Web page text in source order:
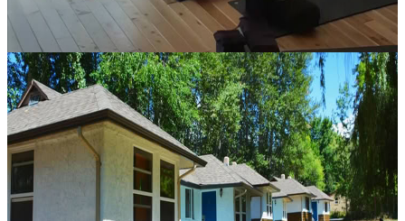
11 ottobre 2026
21:00
Bowen Island, Canada
Iona Community: Radicato nella speranza vissuta in
comunità
Dal 1938, la Iona Community esplora il significato di vivere la fede
attraverso una comunità intenzionale e condivisa. Gli ospiti sono
invitati a sperimentare una “vita comune” nei centri residenziali...